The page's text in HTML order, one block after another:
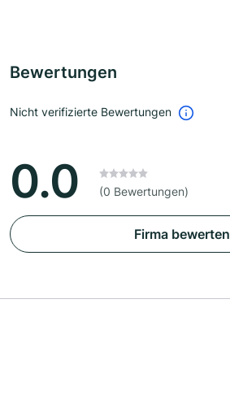
Bewertungen
Nicht verifizierte Bewertungen
0.0 (0 Bewertungen)
Firma bewerten